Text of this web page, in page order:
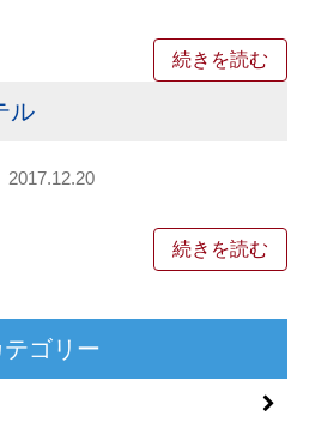
続きを読む
ル
2017.12.20
続きを読む
テゴリー